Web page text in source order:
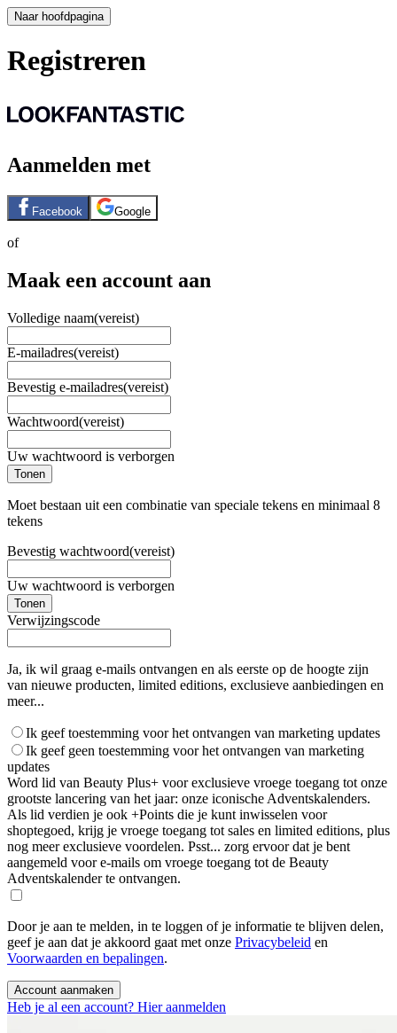
Naar hoofdpagina
Registreren
Aanmelden met
Facebook Google
of
Maak een account aan
Volledige naam(vereist)
E-mailadres(vereist)
Bevestig e-mailadres(vereist)
Wachtwoord(vereist)
Uw wachtwoord is verborgen
Tonen
Moet bestaan uit een combinatie van speciale tekens en minimaal 8
tekens
Bevestig wachtwoord(vereist)
Uw wachtwoord is verborgen
Tonen
Verwijzingscode
Ja, ik wil graag e-mails ontvangen en als eerste op de hoogte zijn
van nieuwe producten, limited editions, exclusieve aanbiedingen en
meer...
Ik geef toestemming voor het ontvangen van marketing updates
Ik geef geen toestemming voor het ontvangen van marketing
updates
Word lid van Beauty Plus+ voor exclusieve vroege toegang tot onze
grootste lancering van het jaar: onze iconische Adventskalenders.
Als lid verdien je ook +Points die je kunt inwisselen voor
shoptegoed, krijg je vroege toegang tot sales en limited editions, plus
nog meer exclusieve voordelen. Psst... zorg ervoor dat je bent
aangemeld voor e-mails om vroege toegang tot de Beauty
Adventskalender te ontvangen.
Door je aan te melden, in te loggen of je informatie te blijven delen,
geef je aan dat je akkoord gaat met onze Privacybeleid en
Voorwaarden en bepalingen.
Account aanmaken
Heb je al een account? Hier aanmelden